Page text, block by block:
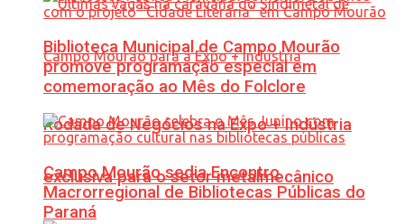
Rodada de Negócios na Expo + Indústria
exclusiva para o setor metalmecânico
Biblioteca Municipal de Campo Mourão
promove programação especial em
comemoração ao Mês do Folclore
Campo Mourão sedia Encontro
Macrorregional de Bibliotecas Públicas do
Paraná